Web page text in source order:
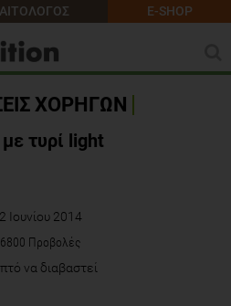
E-SHOP
ΧΟΡΗΓΩΝ
τυρί light
Ιουνίου 2014
Προβολές
να διαβαστεί